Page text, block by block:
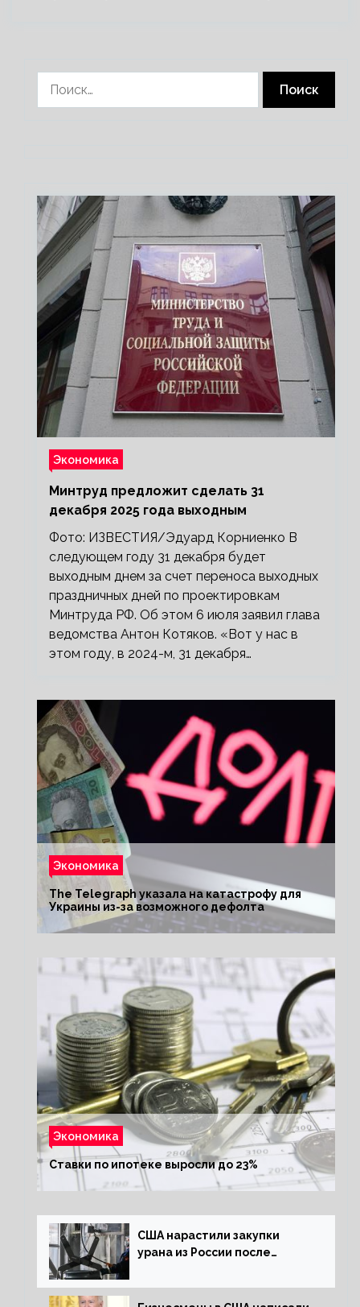
Экономика
Минтруд предложит сделать 31
декабря 2025 года выходным
Фото: ИЗВЕСТИЯ/Эдуард Корниенко В
следующем году 31 декабря будет
выходным днем за счет переноса выходных
праздничных дней по проектировкам
Минтруда РФ. Об этом 6 июля заявил глава
ведомства Антон Котяков. «Вот у нас в
этом году, в 2024-м, 31 декабря…
Экономика
The Telegraph указала на катастрофу для
Украины из-за возможного дефолта
Экономика
Ставки по ипотеке выросли до 23%
США нарастили закупки
урана из России после